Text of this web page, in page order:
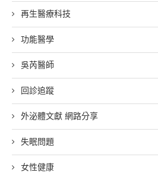
再生醫療科技
功能醫學
吳芮醫師
回診追蹤
外泌體文獻 網路分享
失眠問題
女性健康